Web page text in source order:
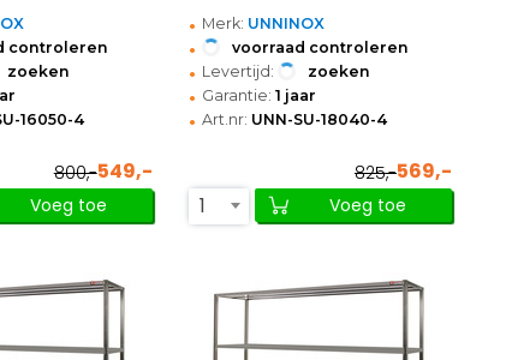
controleren
zoeken
16050-4
800,-549,-
Voeg toe
• Merk: UNNINOX
• voorraad controleren
• Levertijd: zoeken
• Garantie: 1 jaar
• Art.nr: UNN-SU-18040-4
825,-569,-
1
Voeg toe